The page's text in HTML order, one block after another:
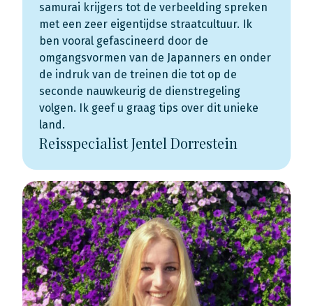
samurai krijgers tot de verbeelding spreken
met een zeer eigentijdse straatcultuur. Ik
ben vooral gefascineerd door de
omgangsvormen van de Japanners en onder
de indruk van de treinen die tot op de
seconde nauwkeurig de dienstregeling
volgen. Ik geef u graag tips over dit unieke
land.
Reisspecialist Jentel Dorrestein